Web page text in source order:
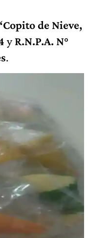
de Nieve,
yR.N.P.A. N°
.